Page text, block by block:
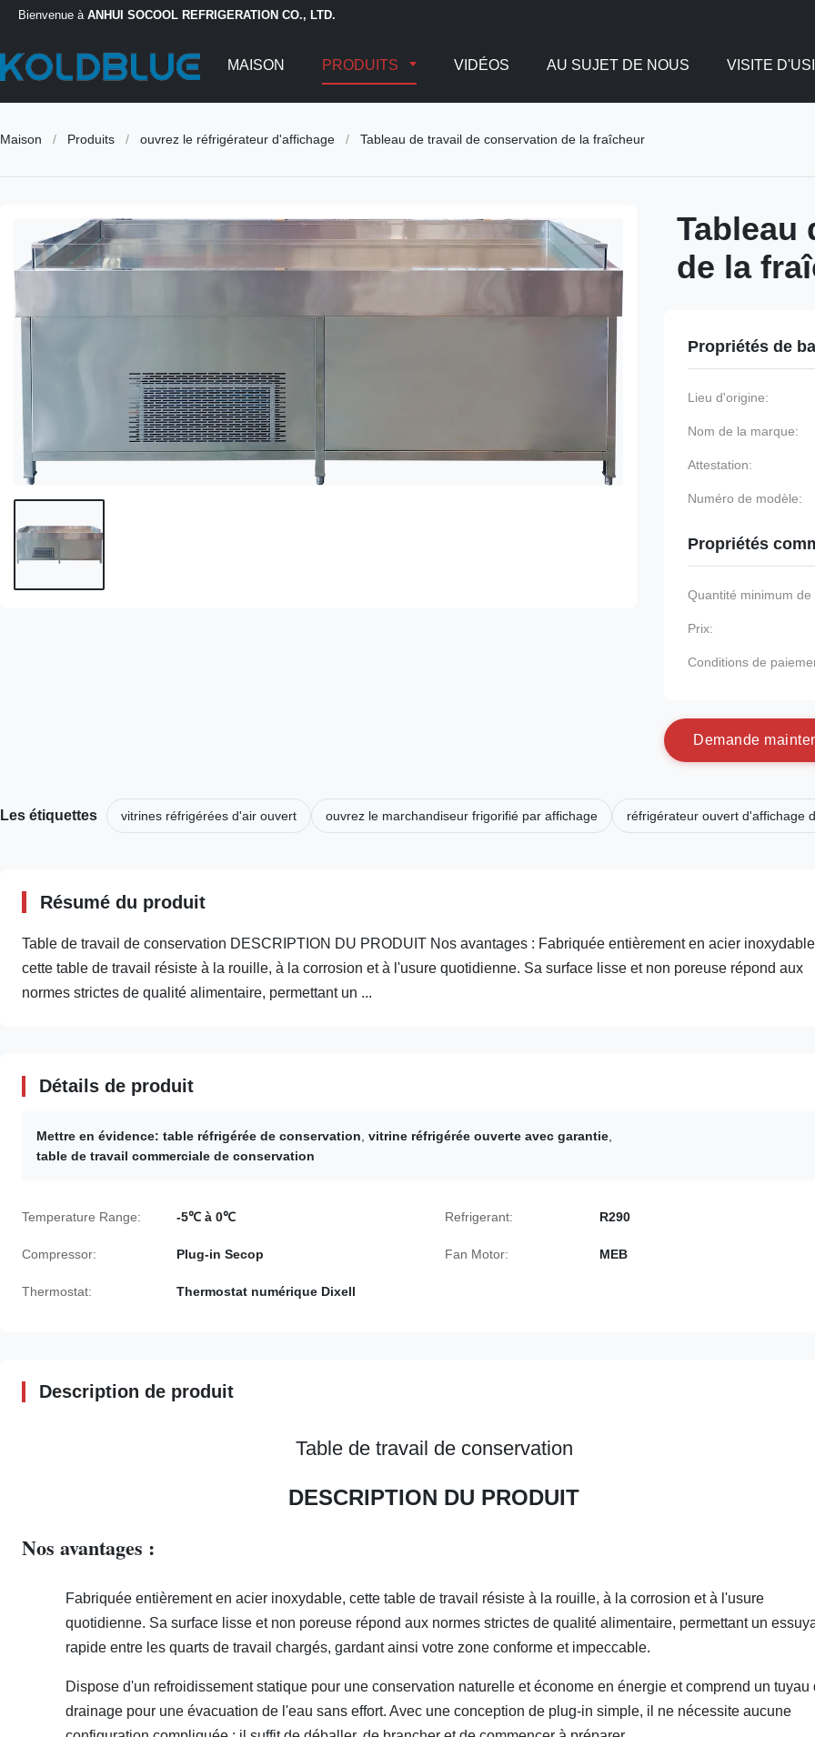
Bienvenue à ANHUI SOCOOL REFRIGERATION CO., LTD.
MAISON PRODUITS VIDÉOS AU SUJET DE NOUS VISITE
Maison / Produits / ouvrez le réfrigérateur d'affichage / Tableau de travail de conservation de la fraîcheur
Tableau
de la
Propriétés de
Lieu d'origine:
Nom de la marque:
Attestation:
Numéro de modèle:
Propriétés
Quantité minimum
Prix:
Conditions de
Demande mainte
Les étiquettes vitrines réfrigérées d'air ouvert ouvrez le marchandiseur frigorifié par affichage réfrigérateur ouvert d'affichage
Résumé du produit
Table de travail de conservation DESCRIPTION DU PRODUIT Nos avantages : Fabriquée entièrement en acier
cette table de travail résiste à la rouille, à la corrosion et à l'usure quotidienne. Sa surface lisse et non poreuse répond aux
normes strictes de qualité alimentaire, permettant un ...
Détails de produit
Mettre en évidence: table réfrigérée de conservation vitrine réfrigérée ouverte avec garantie
table de travail commerciale de conservation
Temperature Range: -5℃ à 0℃ Refrigerant: R290
Compressor: Plug-in Secop Fan Motor: MEB
Thermostat: Thermostat numérique Dixell
Description de produit
Table de travail de conservation
DESCRIPTION DU PRODUIT
Nos avantages :
Fabriquée entièrement en acier inoxydable, cette table de travail résiste à la rouille, à la corrosion et à l'usure
quotidienne. Sa surface lisse et non poreuse répond aux normes strictes de qualité alimentaire, permettant un
rapide entre les quarts de travail chargés, gardant ainsi votre zone conforme et impeccable.
Dispose d'un refroidissement statique pour une conservation naturelle et économe en énergie et comprend un tuyau
drainage pour une évacuation de l'eau sans effort. Avec une conception de plug-in simple, il ne nécessite aucune